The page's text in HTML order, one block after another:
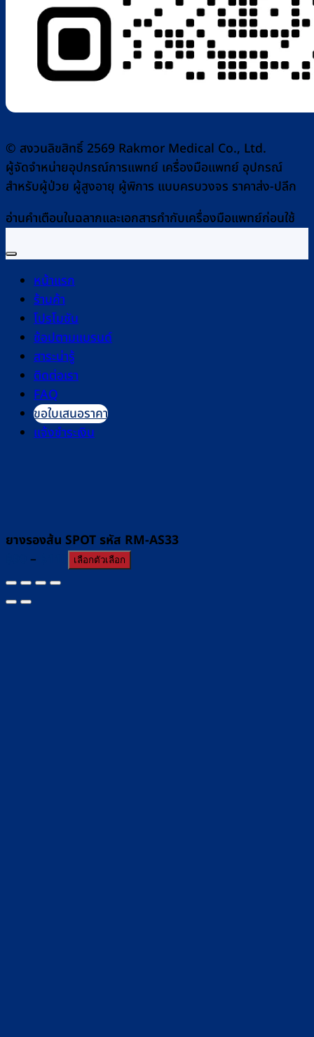
© สงวนลิขสิทธิ์ 2569 Rakmor Medical Co., Ltd.
ผู้จัดจำหน่ายอุปกรณ์การแพทย์ เครื่องมือแพทย์ อุปกรณ์
สำหรับผู้ป่วย ผู้สูงอายุ ผู้พิการ แบบครบวงจร ราคาส่ง-ปลีก
อ่านคำเตือนในฉลากและเอกสารกำกับเครื่องมือแพทย์ก่อนใช้
หน้าแรก
ร้านค้า
โปรโมชัน
ช้อปตามแบรนด์
สาระน่ารู้
ติดต่อเรา
FAQ
ขอใบเสนอราคา
แจ้งชำระเงิน
ยางรองส้น SPOT รหัส RM-AS33
–
Price
เลือกตัวเลือก